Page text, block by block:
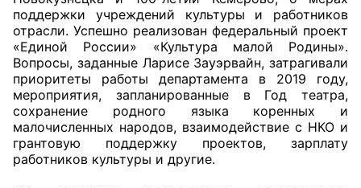
Аппарат ОП КО
УСТАВ ГКУ “АППАРАТ ОП КО”
Доходы руководителя за 2024 г.
поддержки учреждений культуры и работников
отрасли. Успешно реализован федеральный проект
«Единой России» «Культура малой Родины».
Вопросы, заданные Ларисе Зауэрвайн, затрагивали
приоритеты работы департамента в 2019 году,
мероприятия, запланированные в Год театра,
сохранение родного языка коренных и
малочисленных народов, взаимодействие с НКО и
грантовую поддержку проектов, зарплату
работников культуры и другие.